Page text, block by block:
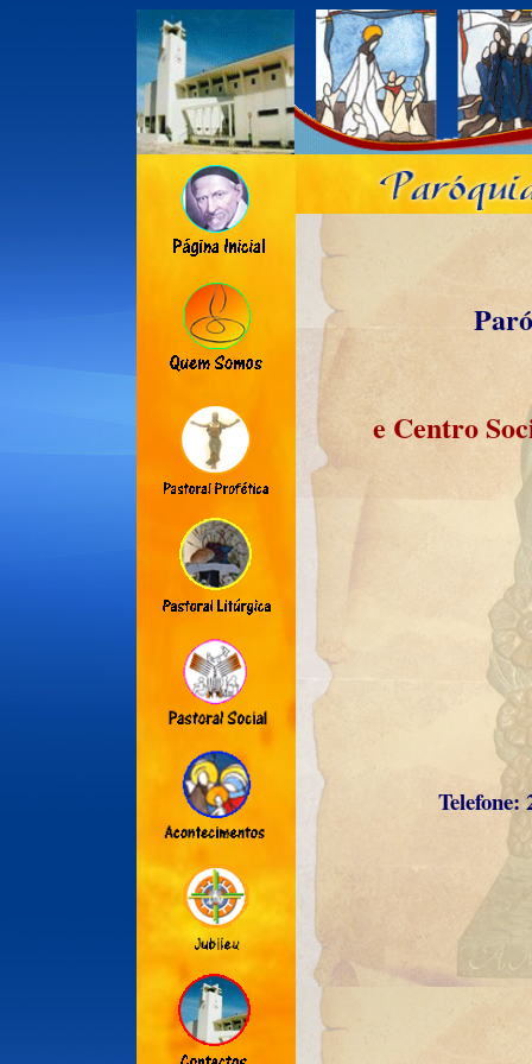
e Centro
Telefone: